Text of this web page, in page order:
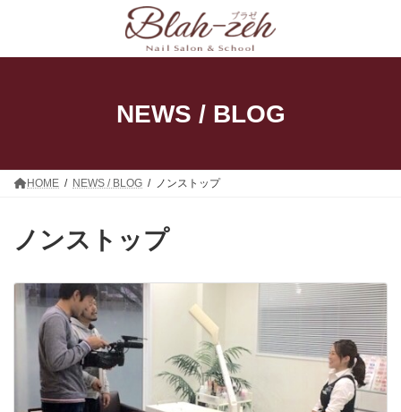
ン
ー
NEWS / BLOG
HOME NEWS / BLOG ノンストップ
ノンストップ